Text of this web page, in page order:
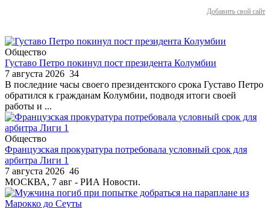
Добавить свой сайт
Общество
Густаво Петро покинул пост президента Колумбии
7 августа 2026 34
В последние часы своего президентского срока Густаво Петро
обратился к гражданам Колумбии, подводя итоги своей
работы и ...
Общество
Французская прокуратура потребовала условный срок для
арбитра Лиги 1
7 августа 2026 46
МОСКВА, 7 авг - РИА Новости.